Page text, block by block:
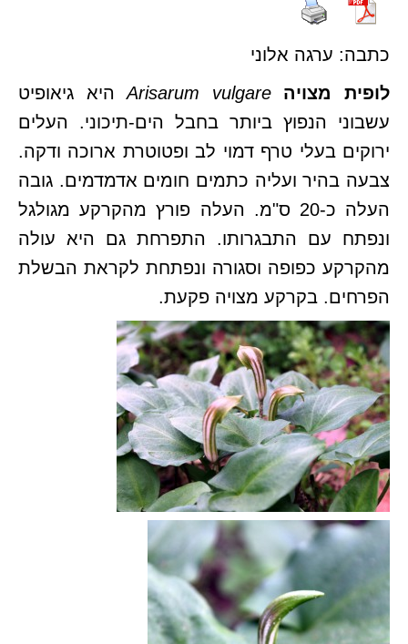
כתבה: ערגה אלוני
לופית מצויה
Arisarum vulgareהיא גיאופיט
עשבוני הנפוץ ביותר בחבל הים-תיכוני. העלים
ירוקים בעלי טרף דמוי לב ופטוטרת ארוכה ודקה.
צבעה בהיר ועליה כתמים חומים אדמדמים. גובה
העלה כ-20 ס"מ. העלה פורץ מהקרקע מגולגל
ונפתח עם התבגרותו. התפרחת גם היא עולה
מהקרקע כפופה וסגורה ונפתחת לקראת הבשלת
הפרחים. בקרקע מצויה פקעת.